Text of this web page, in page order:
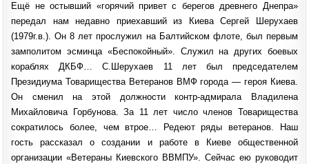
Ещё не остывший «горячий привет с берегов древнего Днепра»
передал нам недавно приехавший из Киева Сергей Шерухаев
(1979г.в.). Он 8 лет прослужил на Балтийском флоте, был первым
замполитом эсминца «Беспокойный». Служил на других боевых
кораблях ДКБФ… С.Шерухаев 11 лет был председателем
Президиума Товарищества Ветеранов ВМФ города — героя Киева.
Он сменил на этой должности контр-адмирала Владилена
Михайловича Горбунова. За 11 лет число членов Товарищества
сократилось более, чем втрое… Редеют ряды ветеранов. Наш
гость рассказал о создании и работе в Киеве общественной
организации «Ветераны Киевского ВВМПУ». Сейчас ею руководит